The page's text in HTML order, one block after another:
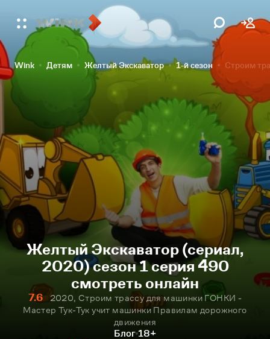
Wink Детям Желтый Экскаватор 1-й сезон Строим
Желтый Экскаватор (сериал,
2020) сезон 1 серия 490
смотреть онлайн
7.6
2020, Строим трассу для машинки ГОНКИ -
Мастер Тук-Тук учит машинки Правилам дорожного
движения
Блог 18+